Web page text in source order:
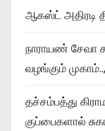
ஆகஸ்ட் அதிரடி
நாராயண் சேவா
வழங்கும் முகாம்..,
தச்சம்பத்து
குப்பைகளால்